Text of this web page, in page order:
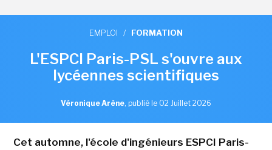
EMPLOI / FORMATION
L'ESPCI Paris-PSL s'ouvre aux
lycéennes scientifiques
Véronique Arène, publié le 02 Juillet 2026
Cet automne, l'école d'ingénieurs ESPCI Paris-